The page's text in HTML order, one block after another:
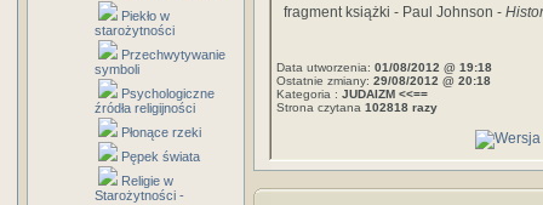
Piekło w
starożytności
Przechwytywanie
symboli
Psychologiczne
źródła religijności
Płonące rzeki
Pępek świata
Religie w
Starożytności -
fragment książki - Paul Johnson -
Data utworzenia: 01/08/2012 @ 19:18
Ostatnie zmiany: 29/08/2012 @ 20:18
Kategoria : JUDAIZM <<==
Strona czytana 102818 razy